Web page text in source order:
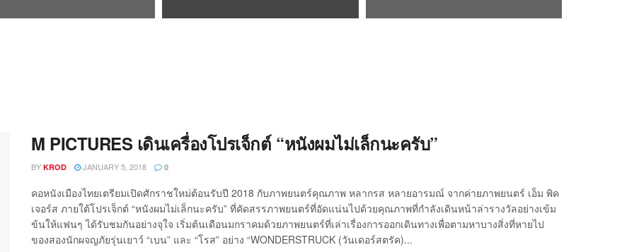
M PICTURES เดินเครื่องโปรเจ็กต์ “หนังผมไม่เล็กนะครับ”
BY KROD JANUARY 5, 2018 0
คอหนังเมืองไทยเตรียมเปิดศักราชใหม่ต้อนรับปี 2018 กับภาพยนตร์คุณภาพ หลากรส หลายอารมณ์ จากค่ายภาพยนตร์ เอ็ม พิค
เจอร์ส ภายใต้โปรเจ็กต์ “หนังผมไม่เล็กนะครับ” ที่คัดสรรภาพยนตร์ที่อัดแน่นไปด้วยคุณภาพที่กำลังเดินหน้าล่ารางวัลอย่างเข้ม
ข้นให้แฟนๆ ได้รับชมกันอย่างจุใจ เริ่มต้นเดือนมกราคมด้วยภาพยนตร์ที่เล่าเรื่องการออกเดินทางเพื่อตามหาบางสิ่งที่หายไป
ของสองนักผจญภัยรุ่นเยาว์ “เบน” และ “โรส” อย่าง “WONDERSTRUCK (วันเดอร์สตรัค)...